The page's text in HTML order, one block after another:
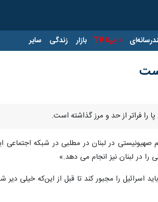
ایرنا TV بازار زندگی سایر
را فراتر از حد و مرز گذاشته است.
در لبنان در مطلبی در شبکه اجتماعی
در لبنان نیز انجام می دهد.»
اسرائیل را مجبور کند تا قبل از این‌که خیلی